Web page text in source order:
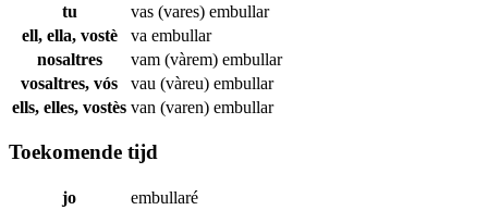
tu
vas (vares) embullar
ell, ella, vostè
va embullar
nosaltres
vam (vàrem) embullar
vosaltres, vós
vau (vàreu) embullar
ells, elles, vostès van (varen) embullar
Toekomende tijd
jo
embullaré